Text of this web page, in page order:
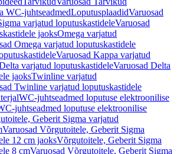
WC-juhtseadmedLoputusplaadidVaruosad
varjatud loputuskastideleVaruosad
jaoksOmega varjatud
Omega varjatud loputuskastidele
Varuosad Kappa varjatud
varjatud loputuskastideleVaruosad Delta
jaoksTwinline varjatud
Twinline varjatud loputuskastidele
WC-juhtseadmed loputuse elektroonilise
juhtseadmed loputuse elektroonilise
Geberit Sigma varjatud
Varuosad Võrgutoitele, Geberit Sigma
12 cm jaoksVõrgutoitele, Geberit Sigma
8 cmVaruosad Võrgutoitele, Geberit Sigma